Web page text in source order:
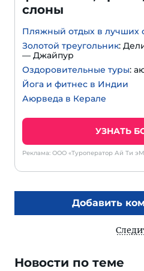
слоны
Пляжный отдых в лучших
Золотой треугольник:
— Джайпур
Оздоровительные туры:
Йога и фитнес в Индии
Аюрведа в Керале
УЗНАТЬ
Реклама: ООО «Туроператор Ай Ти
Добавить
Новости по теме